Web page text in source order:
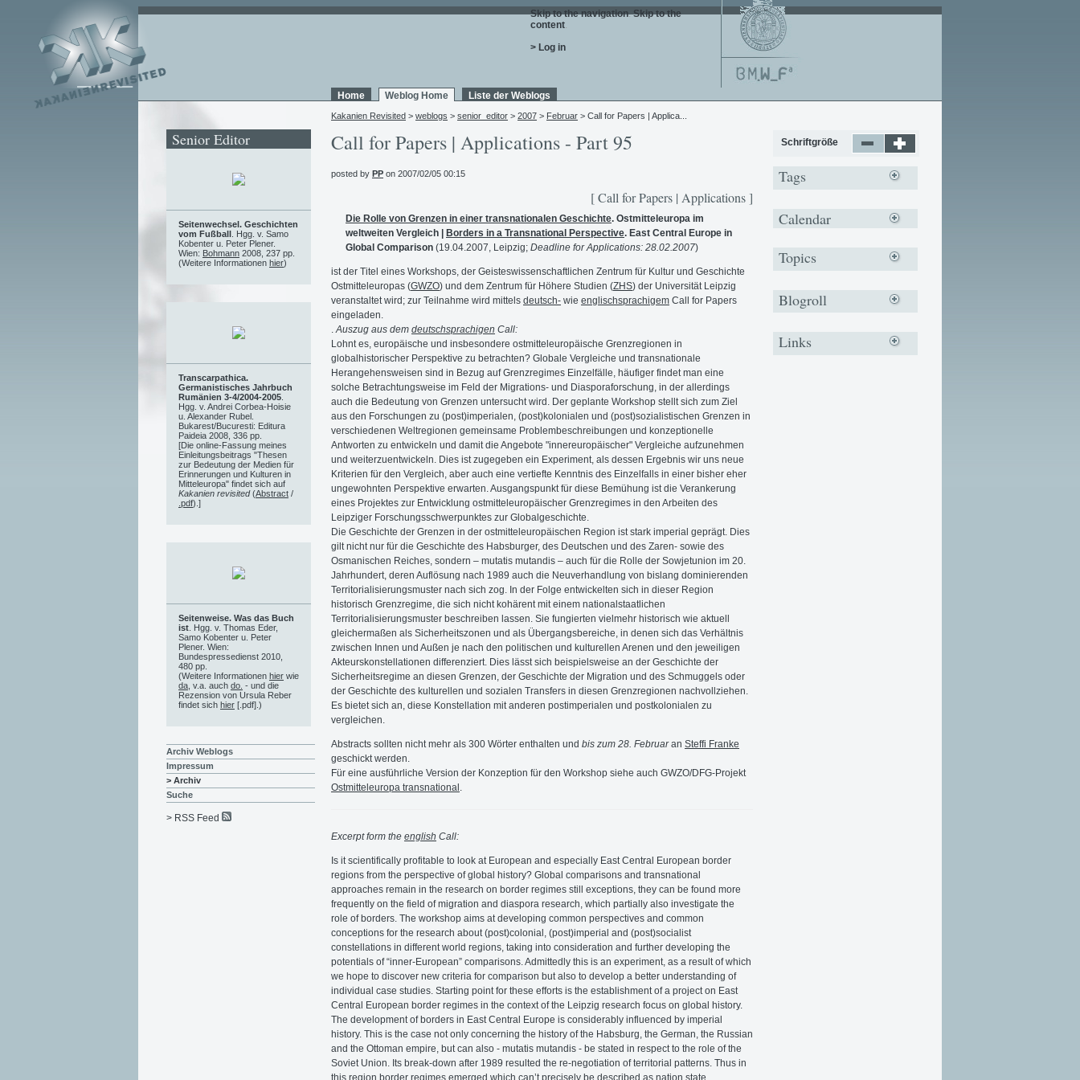
Skip to the navigation. Skip to the
content.
> Log in
Home Weblog Home Liste der Weblogs
Kakanien Revisited > weblogs > senior_editor > 2007 > Februar > Call for Papers | Applica...
Call for Papers | Applications - Part 95
posted by PP on 2007/02/05 00:15
[ Call for Papers | Applications ]
Die Rolle von Grenzen in einer transnationalen Geschichte. Ostmitteleuropa im
weltweiten Vergleich | Borders in a Transnational Perspective. East Central Europe in
Global Comparison (19.04.2007, Leipzig; Deadline for Applications: 28.02.2007)
ist der Titel eines Workshops, der Geisteswissenschaftlichen Zentrum für Kultur und Geschichte
Ostmitteleuropas (GWZO) und dem Zentrum für Höhere Studien (ZHS) der Universität Leipzig
veranstaltet wird; zur Teilnahme wird mittels deutsch- wie englischsprachigem Call for Papers
eingeladen.
Auszug aus dem deutschsprachigen Call:
Lohnt es, europäische und insbesondere ostmitteleuropäische Grenzregionen in
globalhistorischer Perspektive zu betrachten? Globale Vergleiche und transnationale
Herangehensweisen sind in Bezug auf Grenzregimes Einzelfälle, häufiger findet man eine
solche Betrachtungsweise im Feld der Migrations- und Diasporaforschung, in der allerdings
auch die Bedeutung von Grenzen untersucht wird. Der geplante Workshop stellt sich zum Ziel
aus den Forschungen zu (post)imperialen, (post)kolonialen und (post)sozialistischen Grenzen in
verschiedenen Weltregionen gemeinsame Problembeschreibungen und konzeptionelle
Antworten zu entwickeln und damit die Angebote "innereuropäischer" Vergleiche aufzunehmen
und weiterzuentwickeln. Dies ist zugegeben ein Experiment, als dessen Ergebnis wir uns neue
Kriterien für den Vergleich, aber auch eine vertiefte Kenntnis des Einzelfalls in einer bisher eher
ungewohnten Perspektive erwarten. Ausgangspunkt für diese Bemühung ist die Verankerung
eines Projektes zur Entwicklung ostmitteleuropäischer Grenzregimes in den Arbeiten des
Leipziger Forschungsschwerpunktes zur Globalgeschichte.
Die Geschichte der Grenzen in der ostmitteleuropäischen Region ist stark imperial geprägt. Dies
gilt nicht nur für die Geschichte des Habsburger, des Deutschen und des Zaren- sowie des
Osmanischen Reiches, sondern – mutatis mutandis – auch für die Rolle der Sowjetunion im 20.
Jahrhundert, deren Auflösung nach 1989 auch die Neuverhandlung von bislang dominierenden
Territorialisierungsmuster nach sich zog. In der Folge entwickelten sich in dieser Region
historisch Grenzregime, die sich nicht kohärent mit einem nationalstaatlichen
Territorialisierungsmuster beschreiben lassen. Sie fungierten vielmehr historisch wie aktuell
gleichermaßen als Sicherheitszonen und als Übergangsbereiche, in denen sich das Verhältnis
zwischen Innen und Außen je nach den politischen und kulturellen Arenen und den jeweiligen
Akteurskonstellationen differenziert. Dies lässt sich beispielsweise an der Geschichte der
Sicherheitsregime an diesen Grenzen, der Geschichte der Migration und des Schmuggels oder
der Geschichte des kulturellen und sozialen Transfers in diesen Grenzregionen nachvollziehen.
Es bietet sich an, diese Konstellation mit anderen postimperialen und postkolonialen zu
vergleichen.
Abstracts sollten nicht mehr als 300 Wörter enthalten und bis zum 28. Februaran Steffi Franke
geschickt werden.
Für eine ausführliche Version der Konzeption für den Workshop siehe auch GWZO/DFG-Projekt
Ostmitteleuropa transnational
Excerpt form the english Call:
Is it scientifically profitable to look at European and especially East Central European border
regions from the perspective of global history? Global comparisons and transnational
approaches remain in the research on border regimes still exceptions, they can be found more
frequently on the field of migration and diaspora research, which partially also investigate the
role of borders. The workshop aims at developing common perspectives and common
conceptions for the research about (post)colonial, (post)imperial and (post)socialist
constellations in different world regions, taking into consideration and further developing the
potentials of “inner-European” comparisons. Admittedly this is an experiment, as a result of which
we hope to discover new criteria for comparison but also to develop a better understanding of
individual case studies. Starting point for these efforts is the establishment of a project on East
Central European border regimes in the context of the Leipzig research focus on global history.
The development of borders in East Central Europe is considerably influenced by imperial
history. This is the case not only concerning the history of the Habsburg, the German, the Russian
and the Ottoman empire, but can also - mutatis mutandis - be stated in respect to the role of the
Soviet Union. Its break-down after 1989 resulted the re-negotiation of territorial patterns. Thus in
this region border regimes emerged which can’t precisely be described as nation state
Senior Editor
Seitenwechsel. Geschichten
vom Fußball . Hgg. v. Samo
Kobenter u. Peter Plener.
Wien: Bohmann 2008, 237 pp.
(Weitere Informationen hier)
Transcarpathica.
Germanistisches Jahrbuch
Rumänien 3-4/2004-2005
Hgg. v. Andrei Corbea-Hoisie
u. Alexander Rubel.
Bukarest/Bucuresti: Editura
Paideia 2008, 336 pp.
[Die online-Fassung meines
Einleitungsbeitrags "Thesen
zur Bedeutung der Medien für
Erinnerungen und Kulturen in
Mitteleuropa" findet sich auf
Kakanien revisited(Abstract /
.pdf).]
Seitenweise. Was das Buch
ist . Hgg. v. Thomas Eder,
Samo Kobenter u. Peter
Plener. Wien:
Bundespressedienst 2010,
480 pp.
(Weitere Informationen hier wie
da , v.a. auch do. - und die
Rezension von Ursula Reber
findet sich hier [.pdf].)
Archiv Weblogs
Impressum
> Archiv
Suche
> RSS Feed
Schriftgröße
Tags
Calendar
Topics
Blogroll
Links